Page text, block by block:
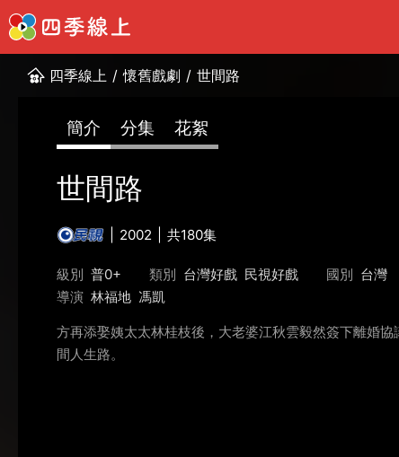
四季線上 / 懷舊戲劇 / 世間路
簡介 分集 花絮
世間路
2002 共180集
級別 普0+ 類別 台灣好戲 民視好戲 國別 台灣
導演 林福地 馮凱
方再添娶姨太太林桂枝後，大老婆江秋雲毅然簽下離婚
間人生路。